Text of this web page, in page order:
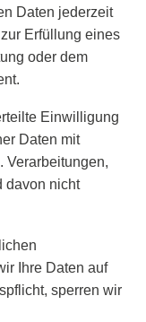
Daten jederzeit
Erfüllung eines
oder dem
Einwilligung
Daten mit
Verarbeitungen,
davon nicht
Ihre Daten auf
sperren wir